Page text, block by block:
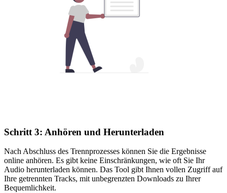
Schritt 3: Anhören und Herunterladen
Nach Abschluss des Trennprozesses können Sie die Ergebnisse
online anhören. Es gibt keine Einschränkungen, wie oft Sie Ihr
Audio herunterladen können. Das Tool gibt Ihnen vollen Zugriff auf
Ihre getrennten Tracks, mit unbegrenzten Downloads zu Ihrer
Bequemlichkeit.